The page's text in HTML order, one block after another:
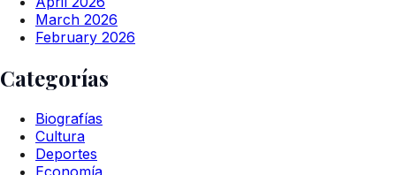
March 2026
February 2026
Categorías
Biografías
Cultura
Deportes
Economía